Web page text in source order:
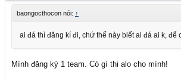
baongocthocon nói: ↑
ai đá thì đăng kí đi, chứ thế này biết ai đá ai k, để
Mình đăng ký 1 team. Có gì thi alo cho mình!